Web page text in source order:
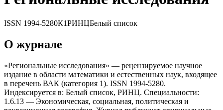
ISSN 1994-5280К1РИНЦБелый список
О журнале
«Региональные исследования» — рецензируемое научное
издание в области математики и естественных наук, входящее
в перечень ВАК (категория 1). ISSN 1994-5280.
Индексируется в: Белый список, РИНЦ. Специальности:
1.6.13 — Экономическая, социальная, политическая и